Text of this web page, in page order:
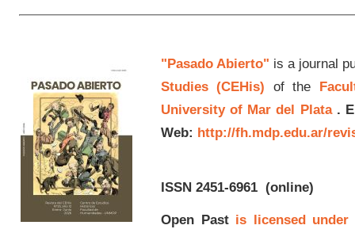
"Pasado Abierto" is a journal
Studies (CEHis) of the
University of Mar del Plata.
Web: http://fh.mdp.edu.ar/
ISSN 2451-6961(online)
Open Past is licensed under